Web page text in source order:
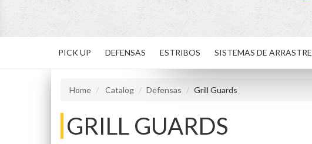
PICK UP DEFENSAS ESTRIBOS SISTEMAS DE ARRASTRE
Home Catalog Defensas Grill Guards
GRILL GUARDS